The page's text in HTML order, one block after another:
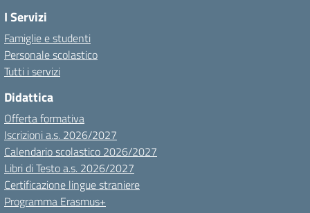
I Servizi
Famiglie e studenti
Personale scolastico
Tutti i servizi
Didattica
Offerta formativa
Iscrizioni a.s. 2026/2027
Calendario scolastico 2026/2027
Libri di Testo a.s. 2026/2027
Certificazione lingue straniere
Programma Erasmus+